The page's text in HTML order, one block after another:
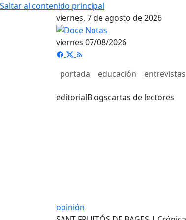
Saltar al contenido principal
viernes, 7 de agosto de 2026
viernes 07/08/2026
portada educación entrevistas
editorialBlogscartas de lectores
opinión